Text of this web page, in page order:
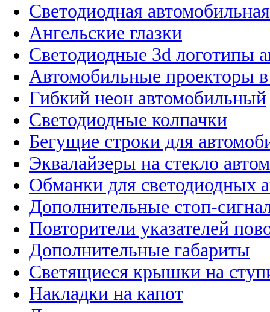
Светодиодная
Ангельские глазки
Светодиодные 3d логотипы
Автомобильные проекторы
Гибкий неон автомобильный
Светодиодные колпачки
Бегущие строки для
Эквалайзеры на стекло
Обманки для светодиодных
Дополнительные стоп-
Повторители указателей
Дополнительные габариты
Светящиеся крышки на
Накладки на капот